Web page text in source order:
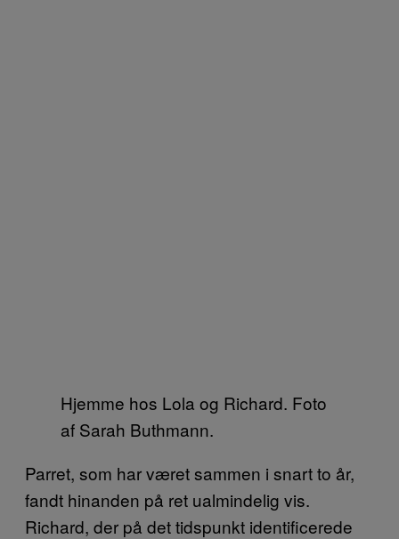
Hjemme hos Lola og Richard. Foto
af Sarah Buthmann.
Parret, som har været sammen i snart to år,
fandt hinanden på ret ualmindelig vis.
Richard, der på det tidspunkt identificerede